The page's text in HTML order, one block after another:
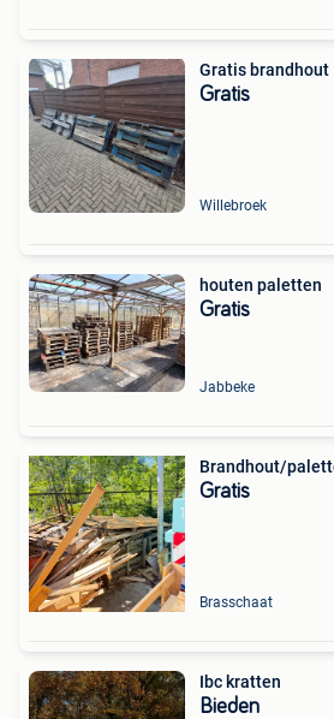
Gratis brandhout
Gratis
Willebroek
houten paletten
Gratis
Jabbeke
Brandhout/
Gratis
Brasschaat
Ibc kratten
Bieden